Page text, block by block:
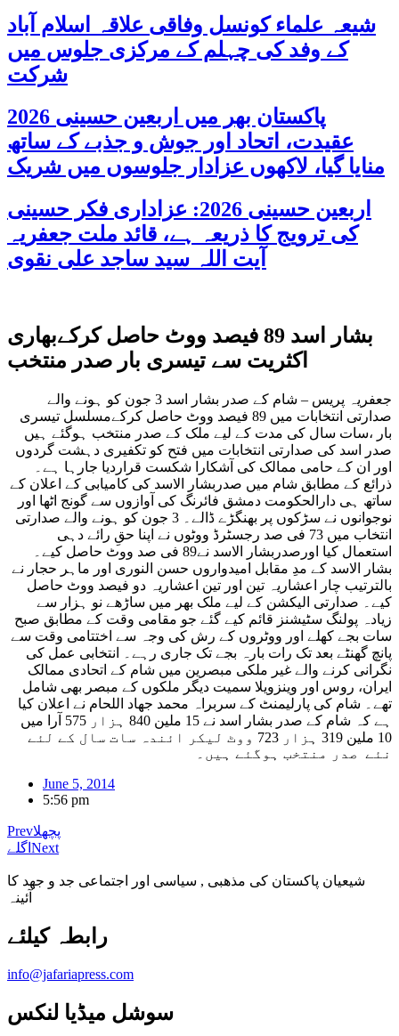
شیعہ علماء کونسل وفاقی علاقہ اسلام آباد
کے وفد کی چہلم کے مرکزی جلوس میں
شرکت
پاکستان بھر میں اربعین حسینی 2026
عقیدت، اتحاد اور جوش و جذبے کے ساتھ
منایا گیا، لاکھوں عزادار جلوسوں میں شریک
اربعین حسینی 2026: عزاداری فکر حسینی
کی ترویج کا ذریعہ ہے، قائد ملت جعفریہ
آیت اللہ سید ساجد علی نقوی
بشار اسد 89 فیصد ووٹ حاصل کرکےبھاری
اکثریت سے تیسری بار صدر منتخب
جعفریہ پریس – شام کے صدر بشار اسد 3 جون کو ہونے والے
صدارتی انتخابات میں 89 فیصد ووٹ حاصل کرکےمسلسل تیسری
بار ،سات سال کی مدت کے لیے ملک کے صدر منتخب ہوگئے ہیں
صدر اسد کی صدارتی انتخابات میں فتح کو تکفیری دہشت گردوں
اور ان کے حامی ممالک کی آشکارا شکست قراردیا جارہا ہے۔
ذرائع کے مطابق شام میں صدربشار الاسد کی کامیابی کے اعلان کے
ساتھ ہی دارالحکومت دمشق فائرنگ کی آوازوں سے گونج اٹھا اور
نوجوانوں نے سڑکوں پر بھنگڑے ڈالے۔ 3 جون کو ہونے والے صدارتی
انتخاب میں 73 فی صد رجسٹرڈ ووٹوں نے اپنا حقِ رائے دہی
استعمال کیا اورصدربشار الاسد نے89 فی صد ووٹ حاصل کیے۔
بشار الاسد کے مدِ مقابل امیدواروں حسن النوری اور ماہر حجار نے
بالترتیب چار اعشاریہ تین اور تین اعشاریہ دو فیصد ووٹ حاصل
کیے۔ صدارتی الیکشن کے لیے ملک بھر میں ساڑھے نو ہزار سے
زیادہ پولنگ سٹیشنز قائم کیے گئے جو مقامی وقت کے مطابق صبح
سات بجے کھلے اور ووٹروں کے رش کی وجہ سے اختتامی وقت سے
پانچ گھنٹے بعد تک رات بارہ بجے تک جاری رہے۔ انتخابی عمل کی
نگرانی کرنے والے غیر ملکی مبصرین میں شام کے اتحادی ممالک
ایران، روس اور وینزویلا سمیت دیگر ملکوں کے مبصر بھی شامل
تھے۔ شام کی پارلیمنٹ کے سربراہ محمد جهاد اللحام نے اعلان کیا
ہے کہ شام کے صدر بشار اسد نے 15 ملین 840 ہزار 575 آرا میں
10 ملین 319 ہزار 723 ووٹ لیکر ائندہ سات سال کے لئے
نئے صدر منتخب ہوگئے ہیں۔
June 5, 2014
5:56 pm
Prevپچھلا
اگلے Next
شیعیان پاکستان کی مذهبی , سیاسی اور اجتماعی جد و جهد کا
آئینہ
info@jafariapress.com​
سوشل میڈیا لنکس